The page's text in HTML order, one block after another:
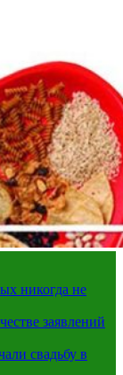
никогда не
заявлений
свадьбу в